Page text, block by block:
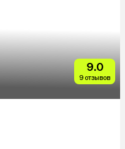
9.0
9 отзывов